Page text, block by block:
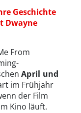
Geschichte
Dwayne
From
April und
im Frühjahr
der Film
Kino läuft.